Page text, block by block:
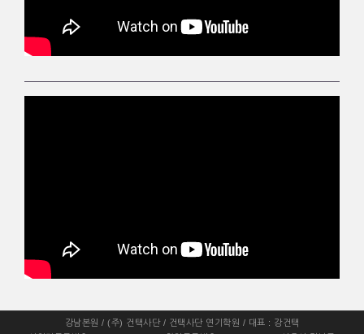
강남본원 / (주) 건택사단 / 건택사단 연기학원 / 대표 : 강건택